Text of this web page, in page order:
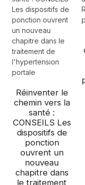
Réinventer le
chemin vers la
santé :
CONSEILS Les
dispositifs de
ponction
ouvrent un
nouveau
chapitre dans
le traitement